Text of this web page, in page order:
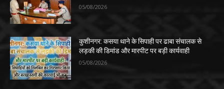
05/08/2026
कुशीनगर: कसया थाने के सिपाही पर ढाबा संचालक से
लड़की की डिमांड और मारपीट पर बड़ी कार्यवाही
05/08/2026